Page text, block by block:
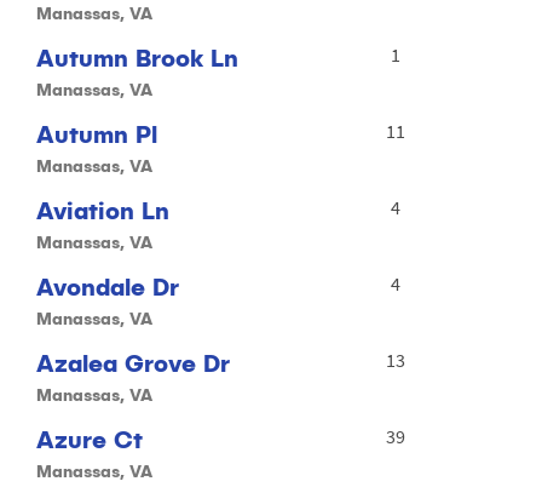
Manassas, VA
Autumn Brook Ln
Manassas, VA
1
Autumn Pl
Manassas, VA
11
Aviation Ln
Manassas, VA
4
Avondale Dr
Manassas, VA
4
Azalea Grove Dr
Manassas, VA
13
Azure Ct
Manassas, VA
39